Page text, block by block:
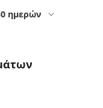
ημερών